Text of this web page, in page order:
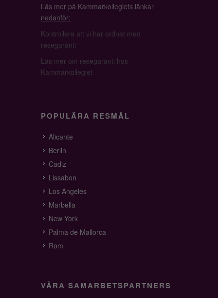
Läs mer på Kammarkollegiets länkar
nedanför:
Kontrollera att vi har ordnat med
resegaranti
Läs mer om resegaranti hos
Kammarkollegiet
POPULÄRA RESMÅL
Alicante
Berlin
Cadiz
Lissabon
Los Angeles
Marbella
New York
Palma de Mallorca
Rom
VÅRA SAMARBETSPARTNERS